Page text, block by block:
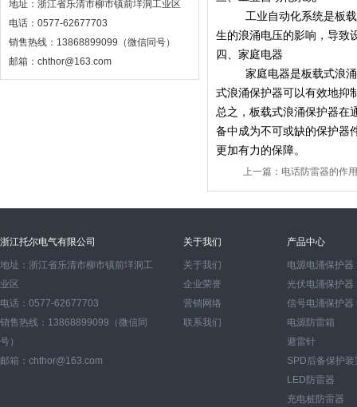
地址：浙江省乐清市柳市镇前垟洞工业区
电话：0577-62677703
销售热线：13868899099（微信同号）
邮箱：chthor@163.com
工业自动化系统是板
生的浪涌电压的影响，导致
四、家庭电器
家庭电器是板载式浪
式浪涌保护器可以有效地抑
总之，板载式浪涌保护器在
备中成为不可或缺的保护器
更加有力的保障。
上一篇： 电话防雷器的作用
浙江托尔电气有限公司
地址：浙江省乐清市柳市镇前垟洞工
业区
电话：0577-62677703
销售热线：13868899099（微信同
号）
邮箱：chthor@163.com
关于我们
关于我们
企业荣誉
营销网络
联系我们
产品中心
电源电涌保护器
光伏电涌保护器
信号电涌保护器
电源防雷箱
避雷针
SPD后备保护装
LED防雷器
充电桩防雷器